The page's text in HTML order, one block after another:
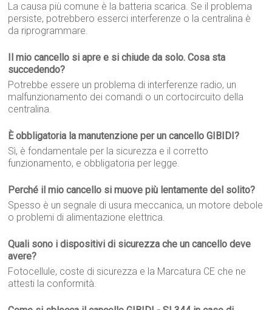
La causa più comune è la batteria scarica. Se il problema
persiste, potrebbero esserci interferenze o la centralina è
da riprogrammare.
Il mio cancello si apre e si chiude da solo. Cosa sta
succedendo?
Potrebbe essere un problema di interferenze radio, un
malfunzionamento dei comandi o un cortocircuito della
centralina.
È obbligatoria la manutenzione per un cancello GIBIDI?
Sì, è fondamentale per la sicurezza e il corretto
funzionamento, e obbligatoria per legge.
Perché il mio cancello si muove più lentamente del solito?
Spesso è un segnale di usura meccanica, un motore debole
o problemi di alimentazione elettrica.
Quali sono i dispositivi di sicurezza che un cancello deve
avere?
Fotocellule, coste di sicurezza e la Marcatura CE che ne
attesti la conformità.